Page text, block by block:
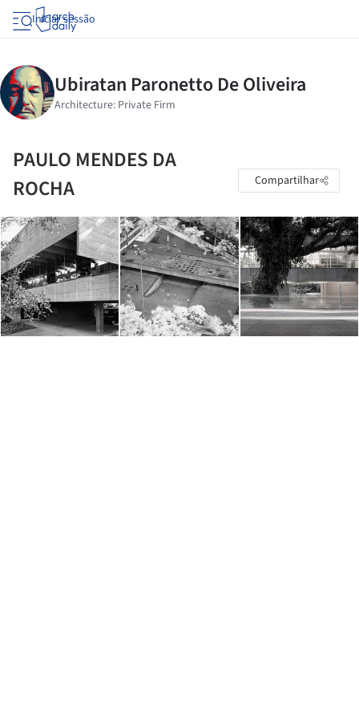
Iniciar sessão
PAULO MENDES DA
ROCHA
Compartilhar